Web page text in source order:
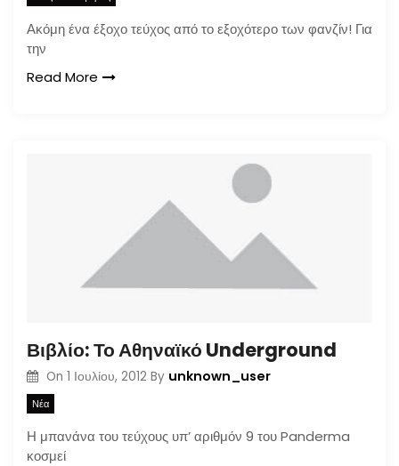
Ακόμη ένα έξοχο τεύχος από το εξοχότερο των φανζίν! Για
την
Read More
Βιβλίο: Το Αθηναϊκό Underground
On 1 Ιουλίου, 2012 By unknown_user
Νέα
Η μπανάνα του τεύχους υπ’ αριθμόν 9 του Panderma
κοσμεί